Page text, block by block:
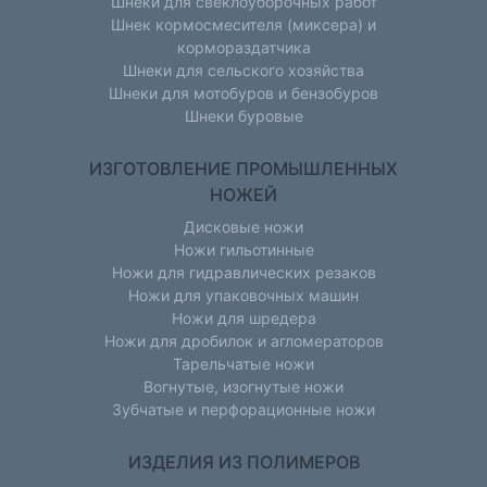
Шнек кормосмесителя (миксера) и
кормораздатчика
Шнеки для сельского хозяйства
Шнеки для мотобуров и бензобуров
Шнеки буровые
ИЗГОТОВЛЕНИЕ ПРОМЫШЛЕННЫХ
НОЖЕЙ
Дисковые ножи
Ножи гильотинные
Ножи для гидравлических резаков
Ножи для упаковочных машин
Ножи для шредера
Ножи для дробилок и агломераторов
Тарельчатые ножи
Вогнутые, изогнутые ножи
Зубчатые и перфорационные ножи
ИЗДЕЛИЯ ИЗ ПОЛИМЕРОВ